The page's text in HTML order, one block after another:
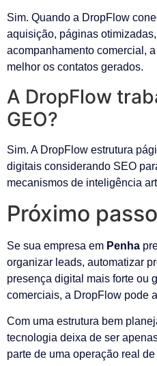
Sim. Quando a DropFlow
aquisição, páginas
acompanhamento comercial,
melhor os contatos gerados.
A DropFlow
GEO?
Sim. A DropFlow estrutura
digitais considerando SEO
mecanismos de inteligência
Próximo passo
Se sua empresa em Penha
organizar leads, automatizar
presença digital mais forte ou
comerciais, a DropFlow pode
Com uma estrutura bem
tecnologia deixa de ser
parte de uma operação real